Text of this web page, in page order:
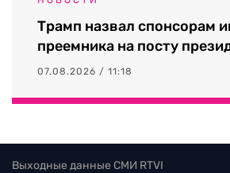
Трамп назвал спонсорам
преемника на посту
07.08.2026 / 11:18
Выходные данные СМИ RTVI